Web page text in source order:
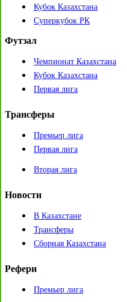
Кубок Казахстана
Суперкубок РК
Футзал
Чемпионат Казахстана
Кубок Казахстана
Первая лига
Трансферы
Премьер лига
Первая лига
Вторая лига
Новости
В Казахстане
Трансферы
Сборная Казахстана
Рефери
Премьер лига